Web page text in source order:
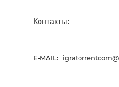
Контакты:
E-MAIL: